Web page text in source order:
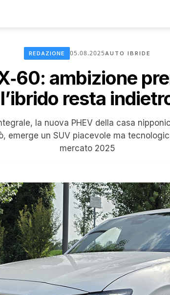
REDAZIONE 05.08.2025AUTO IBRIDE
ambizione
l’ibrido resta
la nuova PHEV della casa
emerge un SUV piacevole ma
mercato 2025